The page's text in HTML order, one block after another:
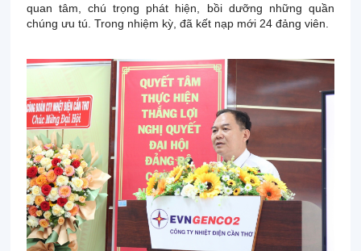
quan tâm, chú trọng phát hiện, bồi dưỡng những quần
chúng ưu tú. Trong nhiệm kỳ, đã kết nạp mới 24 đảng viên.